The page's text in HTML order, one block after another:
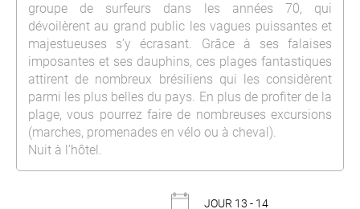
groupe de surfeurs dans les années 70, qui
dévoilèrent au grand public les vagues puissantes et
majestueuses s’y écrasant. Grâce à ses falaises
imposantes et ses dauphins, ces plages fantastiques
attirent de nombreux brésiliens qui les considèrent
parmi les plus belles du pays. En plus de profiter de la
plage, vous pourrez faire de nombreuses excursions
(marches, promenades en vélo ou à cheval).
Nuit à l’hôtel.
JOUR 13 - 14